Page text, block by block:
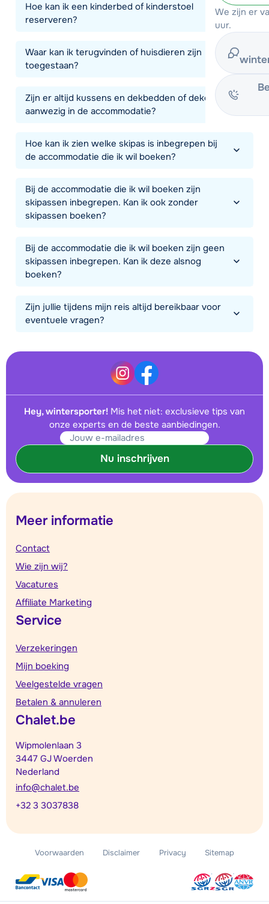
We zijn er
uur.
Hoe kan ik een kinderbed of kinderstoel
reserveren?
Waar kan ik terugvinden of huisdieren zijn
toegestaan?
Zijn er altijd kussens en dekbedden of dekens
aanwezig in de accommodatie?
Hoe kan ik zien welke skipas is inbegrepen bij
de accommodatie die ik wil boeken?
Bij de accommodatie die ik wil boeken zijn
skipassen inbegrepen. Kan ik ook zonder
skipassen boeken?
Bij de accommodatie die ik wil boeken zijn geen
skipassen inbegrepen. Kan ik deze alsnog
boeken?
Zijn jullie tijdens mijn reis altijd bereikbaar voor
eventuele vragen?
Hey, wintersporter! Mis het niet: exclusieve tips van
onze experts en de beste aanbiedingen.
Nu inschrijven
Meer informatie
Contact
Wie zijn wij?
Vacatures
Affiliate Marketing
Service
Verzekeringen
Mijn boeking
Veelgestelde vragen
Betalen & annuleren
Chalet.be
Wipmolenlaan 3
3447 GJ Woerden
Nederland
info@chalet.be
+32 3 3037838
Voorwaarden Disclaimer Privacy Sitemap